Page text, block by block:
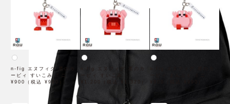
n-fig エヌフィグ 星のカ
ービィ すいこみ ミニ
¥900（税込 ¥990）